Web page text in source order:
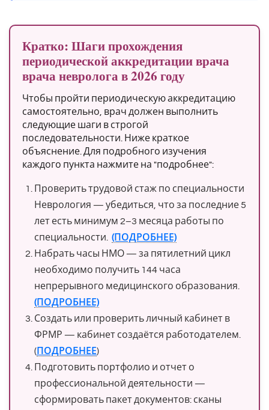
Кратко: Шаги прохождения
периодической аккредитации врача
врача невролога в 2026 году
Чтобы пройти периодическую аккредитацию
самостоятельно, врач должен выполнить
следующие шаги в строгой
последовательности. Ниже краткое
объяснение. Для подробного изучения
каждого пункта нажмите на "подробнее":
Проверить трудовой стаж по специальности
Неврология — убедиться, что за последние 5
лет есть минимум 2–3 месяца работы по
специальности. (ПОДРОБНЕЕ)
Набрать часы НМО — за пятилетний цикл
необходимо получить 144 часа
непрерывного медицинского образования.
(ПОДРОБНЕЕ)
Создать или проверить личный кабинет в
ФРМР — кабинет создаётся работодателем.
(ПОДРОБНЕЕ)
Подготовить портфолио и отчет о
профессиональной деятельности —
сформировать пакет документов: сканы